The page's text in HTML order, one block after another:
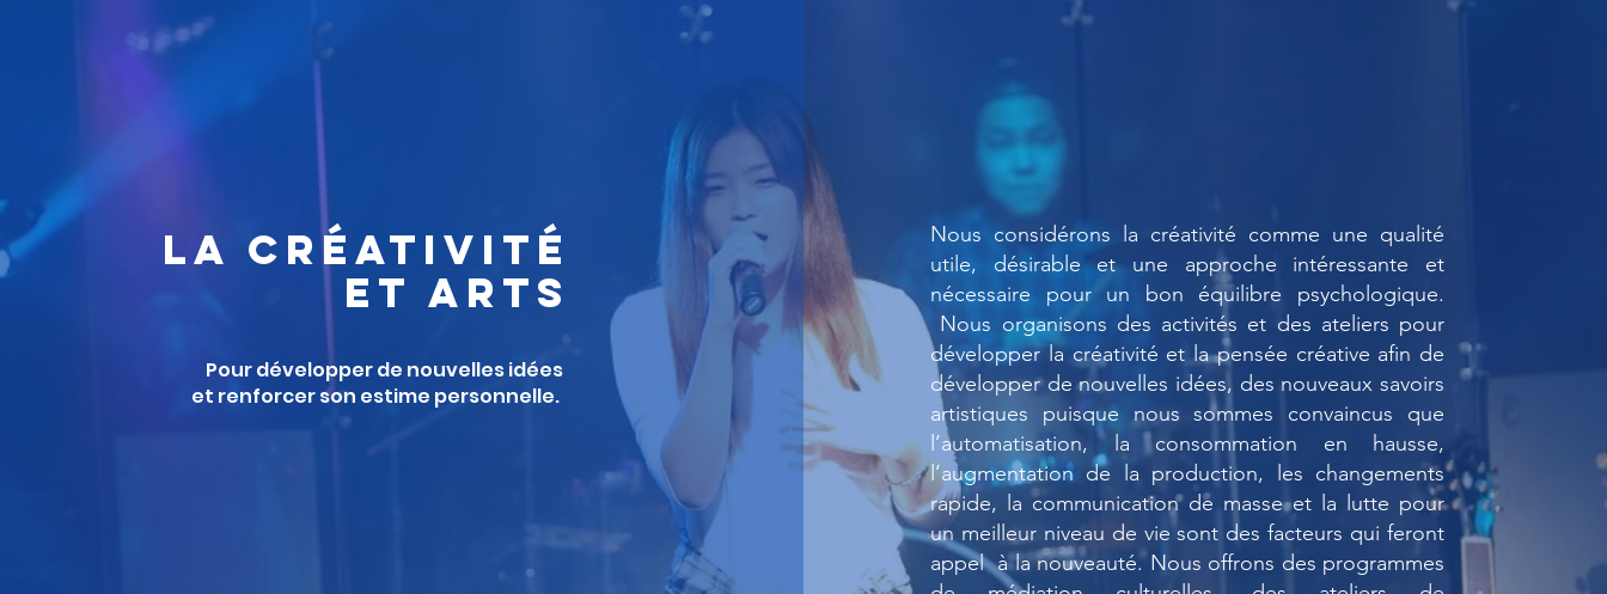
LA CRÉATIVITÉ
et arts
Pour développer de nouvelles idées
et renforcer son estime personnelle.
Nous considérons la créativité comme une qualité
utile, désirable et une approche intéressante et
nécessaire pour un bon équilibre psychologique.
Nous organisons des activités et des ateliers pour
développer la créativité et la pensée créative afin de
développer de nouvelles idées, des nouveaux savoirs
artistiques puisque nous sommes convaincus que
l’automatisation, la consommation en hausse,
l’augmentation de la production, les changements
rapide, la communication de masse et la lutte pour
un meilleur niveau de vie sont des facteurs qui feront
appel à la nouveauté. Nous offrons des programmes